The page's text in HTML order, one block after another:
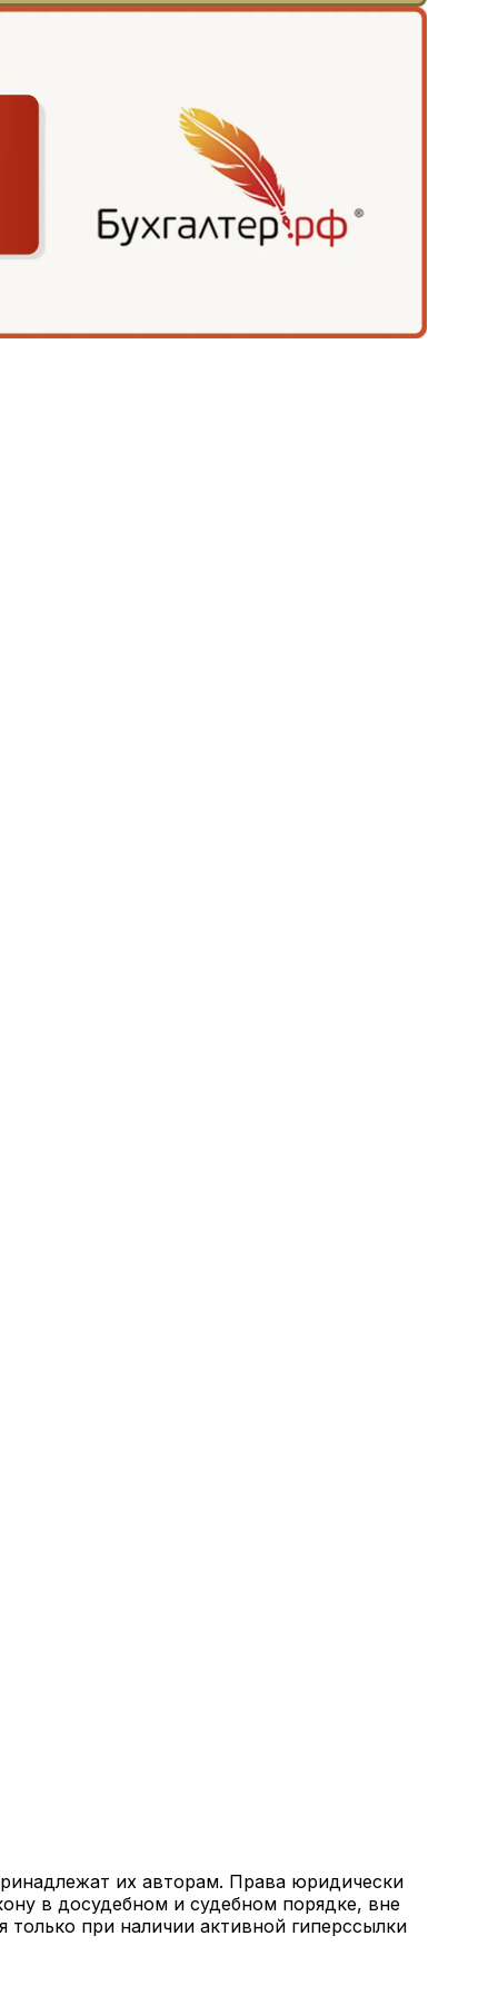
их авторам. Права юридически
в досудебном и судебном порядке, вне
при наличии активной гиперссылки